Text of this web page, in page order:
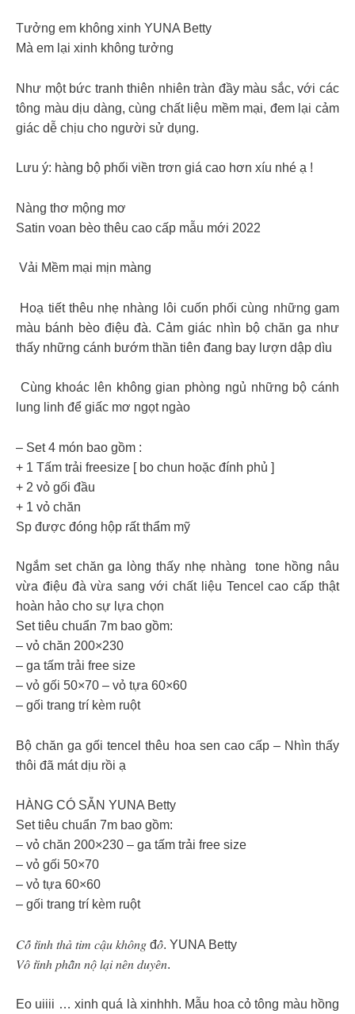
Tưởng em không xinh YUNA Betty
Mà em lại xinh không tưởng
Như một bức tranh thiên nhiên tràn đầy màu sắc, với các
tông màu dịu dàng, cùng chất liệu mềm mại, đem lại cảm
giác dễ chịu cho người sử dụng.
Lưu ý: hàng bộ phối viền trơn giá cao hơn xíu nhé ạ !
Nàng thơ mộng mơ
Satin voan bèo thêu cao cấp mẫu mới 2022
Vải Mềm mại mịn màng
Hoạ tiết thêu nhẹ nhàng lôi cuốn phối cùng những gam
màu bánh bèo điệu đà. Cảm giác nhìn bộ chăn ga như
thấy những cánh bướm thần tiên đang bay lượn dập dìu
Cùng khoác lên không gian phòng ngủ những bộ cánh
lung linh để giấc mơ ngọt ngào
– Set 4 món bao gồm :
+ 1 Tấm trải freesize [ bo chun hoặc đính phủ ]
+ 2 vỏ gối đầu
+ 1 vỏ chăn
Sp được đóng hộp rất thẩm mỹ
Ngắm set chăn ga lòng thấy nhẹ nhàng tone hồng nâu
vừa điệu đà vừa sang với chất liệu Tencel cao cấp thật
hoàn hảo cho sự lựa chọn
Set tiêu chuẩn 7m bao gồm:
– vỏ chăn 200×230
– ga tấm trải free size
– vỏ gối 50×70 – vỏ tựa 60×60
– gối trang trí kèm ruột
Bộ chăn ga gối tencel thêu hoa sen cao cấp – Nhìn thấy
thôi đã mát dịu rồi ạ
HÀNG CÓ SẴN YUNA Betty
Set tiêu chuẩn 7m bao gồm:
– vỏ chăn 200×230 – ga tấm trải free size
– vỏ gối 50×70
– vỏ tựa 60×60
– gối trang trí kèm ruột
𝐶𝑜̂́ 𝑡𝑖̀𝑛ℎ 𝑡ℎ𝑎̉ 𝑡𝑖𝑚 𝑐𝑎̣̂𝑢 𝑘ℎ𝑜̂𝑛𝑔 đ𝑜̂̉. YUNA Betty
𝑉𝑜̂ 𝑡𝑖̀𝑛ℎ 𝑝ℎ𝑎̂̃𝑛 𝑛𝑜̣̂ 𝑙𝑎̣𝑖 𝑛𝑒̂𝑛 𝑑𝑢𝑦𝑒̂𝑛.
Eo uiiii … xinh quá là xinhhh. Mẫu hoa cỏ tông màu hồng